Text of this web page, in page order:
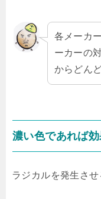
各メーカ
ーカーの
からどん
濃い色であれば
ラジカルを発生させ